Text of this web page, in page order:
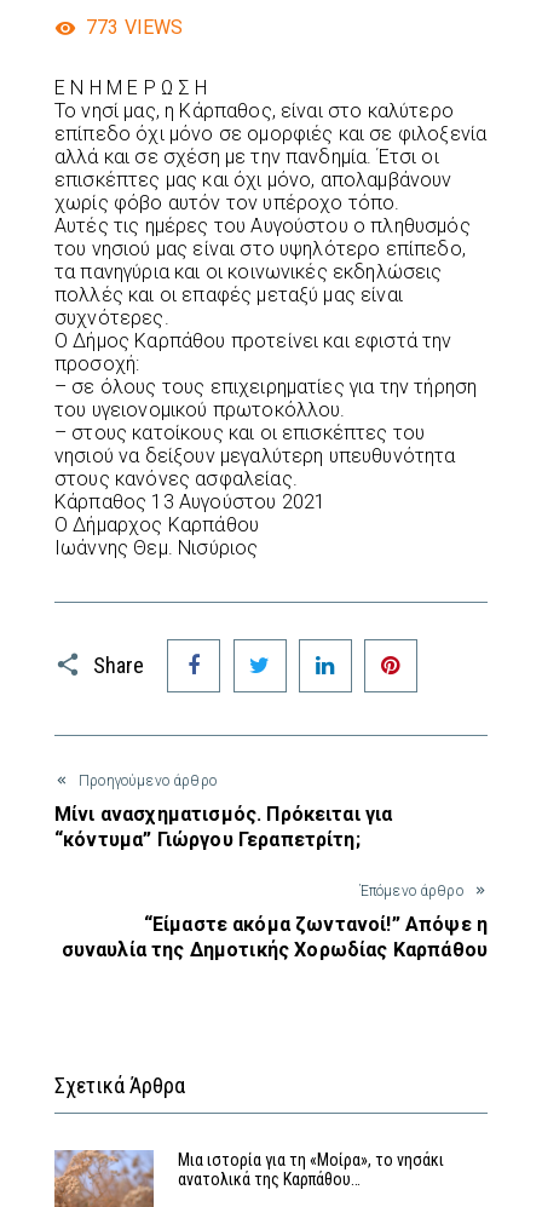
773 VIEWS
Ε Ν Η Μ Ε Ρ Ω Σ Η
Το νησί μας, η Κάρπαθος, είναι στο καλύτερο
επίπεδο όχι μόνο σε ομορφιές και σε φιλοξενία
αλλά και σε σχέση με την πανδημία. Έτσι οι
επισκέπτες μας και όχι μόνο, απολαμβάνουν
χωρίς φόβο αυτόν τον υπέροχο τόπο.
Αυτές τις ημέρες του Αυγούστου ο πληθυσμός
του νησιού μας είναι στο υψηλότερο επίπεδο,
τα πανηγύρια και οι κοινωνικές εκδηλώσεις
πολλές και οι επαφές μεταξύ μας είναι
συχνότερες.
Ο Δήμος Καρπάθου προτείνει και εφιστά την
προσοχή:
– σε όλους τους επιχειρηματίες για την τήρηση
του υγειονομικού πρωτοκόλλου.
– στους κατοίκους και οι επισκέπτες του
νησιού να δείξουν μεγαλύτερη υπευθυνότητα
στους κανόνες ασφαλείας.
Κάρπαθος 13 Αυγούστου 2021
Ο Δήμαρχος Καρπάθου
Ιωάννης Θεμ. Νισύριος
Share
Facebook Twitter LinkedIn
Προηγούμενο άρθρο
Μίνι ανασχηματισμός. Πρόκειται για
“κόντυμα” Γιώργου Γεραπετρίτη;
Έπόμενο άρθρο
“Είμαστε ακόμα ζωντανοί!” Απόψε η
συναυλία της Δημοτικής Χορωδίας Καρπάθου
Σχετικά Άρθρα
Μια ιστορία για τη «Μοίρα», το νησάκι
ανατολικά της Καρπάθου…